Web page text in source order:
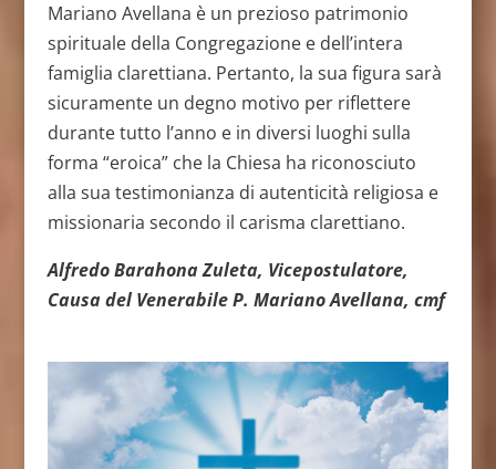
Mariano Avellana è un prezioso patrimonio
spirituale della Congregazione e dell’intera
famiglia clarettiana. Pertanto, la sua figura sarà
sicuramente un degno motivo per riflettere
durante tutto l’anno e in diversi luoghi sulla
forma “eroica” che la Chiesa ha riconosciuto
alla sua testimonianza di autenticità religiosa e
missionaria secondo il carisma clarettiano.
Alfredo Barahona Zuleta, Vicepostulatore,
Causa del Venerabile P. Mariano Avellana, cmf